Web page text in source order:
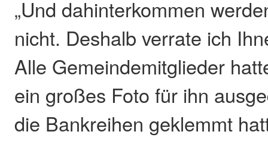
„Und dahinterkommen
nicht. Deshalb verrate ich
Alle Gemeindemitglieder
ein großes Foto für ihn
die Bankreihen geklemmt